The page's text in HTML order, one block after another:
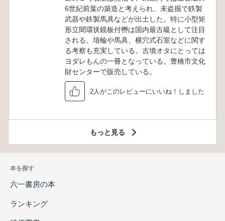
6世紀前葉の築造と考えられ、未盗掘で鉄製
武器や鉄製馬具などが出土した。特に小型矩
形立聞環状鏡板付轡は国内最古級として注目
される。埴輪や馬具、横穴式石室などに関す
る考察も充実している。古墳オタにとっては
ヨダレもんの一冊となっている。豊橋市文化
財センターで販売している。
2人がこのレビューにいいね！しました
もっと見る
本を探す
六一書房の本
ランキング